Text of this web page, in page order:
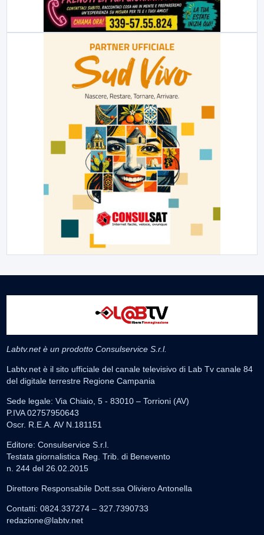
Labtv.net è un prodotto Consulservice S.r.l.
Labtv.net è il sito ufficiale del canale televisivo di Lab Tv canale 84
del digitale terrestre Regione Campania
Sede legale: Via Chiaio, 5 - 83010 – Torrioni (AV)
P.IVA 02757950643
Oscr. R.E.A. AV N.181151
Editore: Consulservice S.r.l.
Testata giornalistica Reg. Trib. di Benevento
n. 244 del 26.02.2015
Direttore Responsabile Dott.ssa Oliviero Antonella
Contatti: 0824.337274 – 327.7390733
redazione@labtv.net